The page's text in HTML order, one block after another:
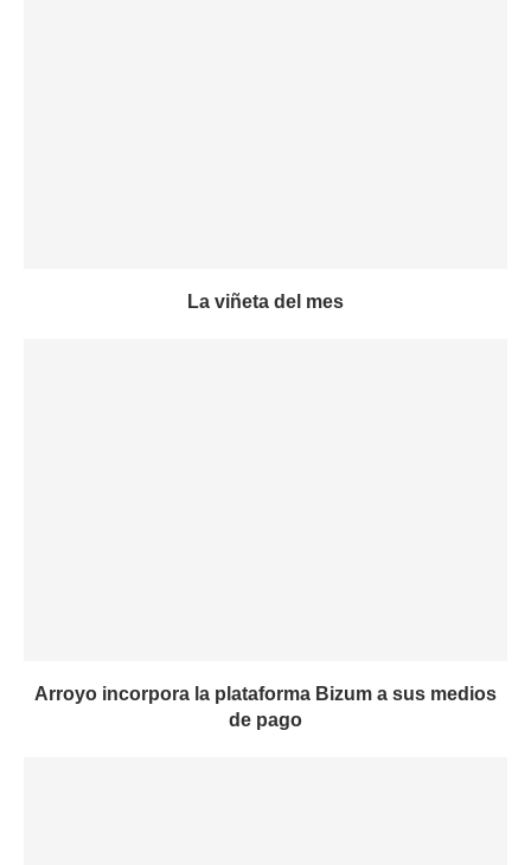
La viñeta del mes
Arroyo incorpora la plataforma Bizum a sus medios
de pago